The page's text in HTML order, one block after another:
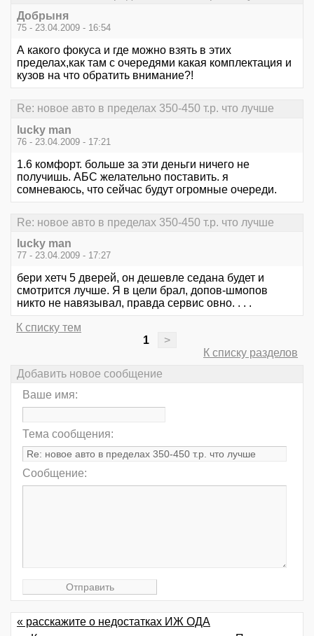
Добрыня
75 - 23.04.2009 - 16:54
А какого фокуса и где можно взять в этих
пределах,как там с очередями какая комплектация и
кузов на что обратить внимание?!
Re: новое авто в пределах 350-450 т.р. что лучше
lucky man
76 - 23.04.2009 - 17:21
1.6 комфорт. больше за эти деньги ничего не
получишь. АБС желательно поставить. я
сомневаюсь, что сейчас будут огромные очереди.
Re: новое авто в пределах 350-450 т.р. что лучше
lucky man
77 - 23.04.2009 - 17:27
бери хетч 5 дверей, он дешевле седана будет и
смотрится лучше. Я в цели брал, допов-шмопов
никто не навязывал, правда сервис овно. . . .
К списку тем
1
>
К списку разделов
Добавить новое сообщение
Ваше имя:
Тема сообщения:
Сообщение:
« расскажите о недостатках ИЖ ОДА